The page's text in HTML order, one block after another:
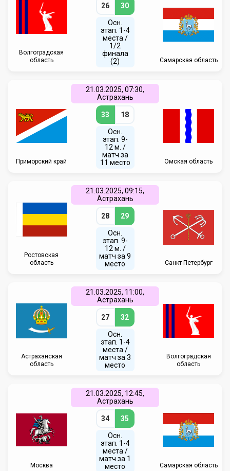
Волгоградская
область
26 30
Осн.
этап. 1-4
места /
1/2
финала
(2)
Самарская область
Приморский край
21.03.2025, 07:30,
Астрахань
33 18
Осн.
этап. 9-
12 м. /
матч за
11 место
Омская область
Ростовская
область
21.03.2025, 09:15,
Астрахань
28 29
Осн.
этап. 9-
12 м. /
матч за 9
место
Санкт-Петербург
Астраханская
область
21.03.2025, 11:00,
Астрахань
27 32
Осн.
этап. 1-4
места /
матч за 3
место
Волгоградская
область
Москва
21.03.2025, 12:45,
Астрахань
34 35
Осн.
этап. 1-4
места /
матч за 1
место
Самарская область